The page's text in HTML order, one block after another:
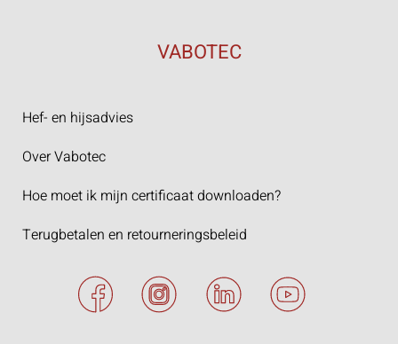
VABOTEC
Hef- en hijsadvies
Over Vabotec
Hoe moet ik mijn certificaat downloaden?
Terugbetalen en retourneringsbeleid